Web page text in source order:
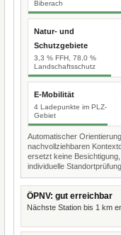
Biberach
Natur- und
Schutzgebiete
3,3 % FFH, 78,0 %
Landschaftsschutz
E-Mobilität
4 Ladepunkte im PLZ-
Gebiet
Automatischer
nachvollziehbaren
ersetzt keine
individuelle Standortprüfung.
ÖPNV: gut erreichbar
Nächste Station bis 1 km